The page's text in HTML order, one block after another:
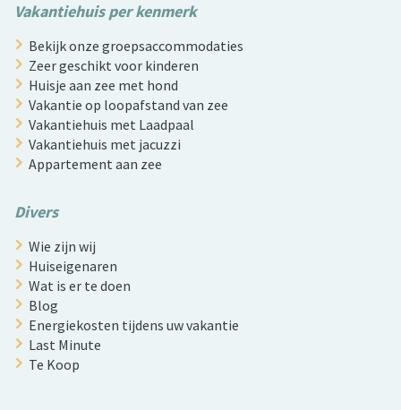
Vakantiehuis per kenmerk
Bekijk onze groepsaccommodaties
Zeer geschikt voor kinderen
Huisje aan zee met hond
Vakantie op loopafstand van zee
Vakantiehuis met Laadpaal
Vakantiehuis met jacuzzi
Appartement aan zee
Divers
Wie zijn wij
Huiseigenaren
Wat is er te doen
Blog
Energiekosten tijdens uw vakantie
Last Minute
Te Koop